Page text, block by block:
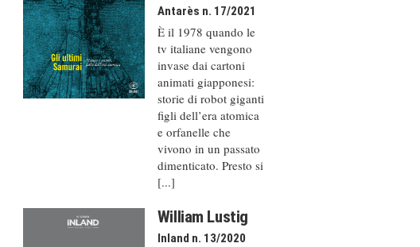
Antarès n. 17/2021
È il 1978 quando le
tv italiane vengono
invase dai cartoni
animati giapponesi:
storie di robot giganti
figli dell’era atomica
e orfanelle che
vivono in un passato
dimenticato. Presto si
[...]
William Lustig
Inland n. 13/2020